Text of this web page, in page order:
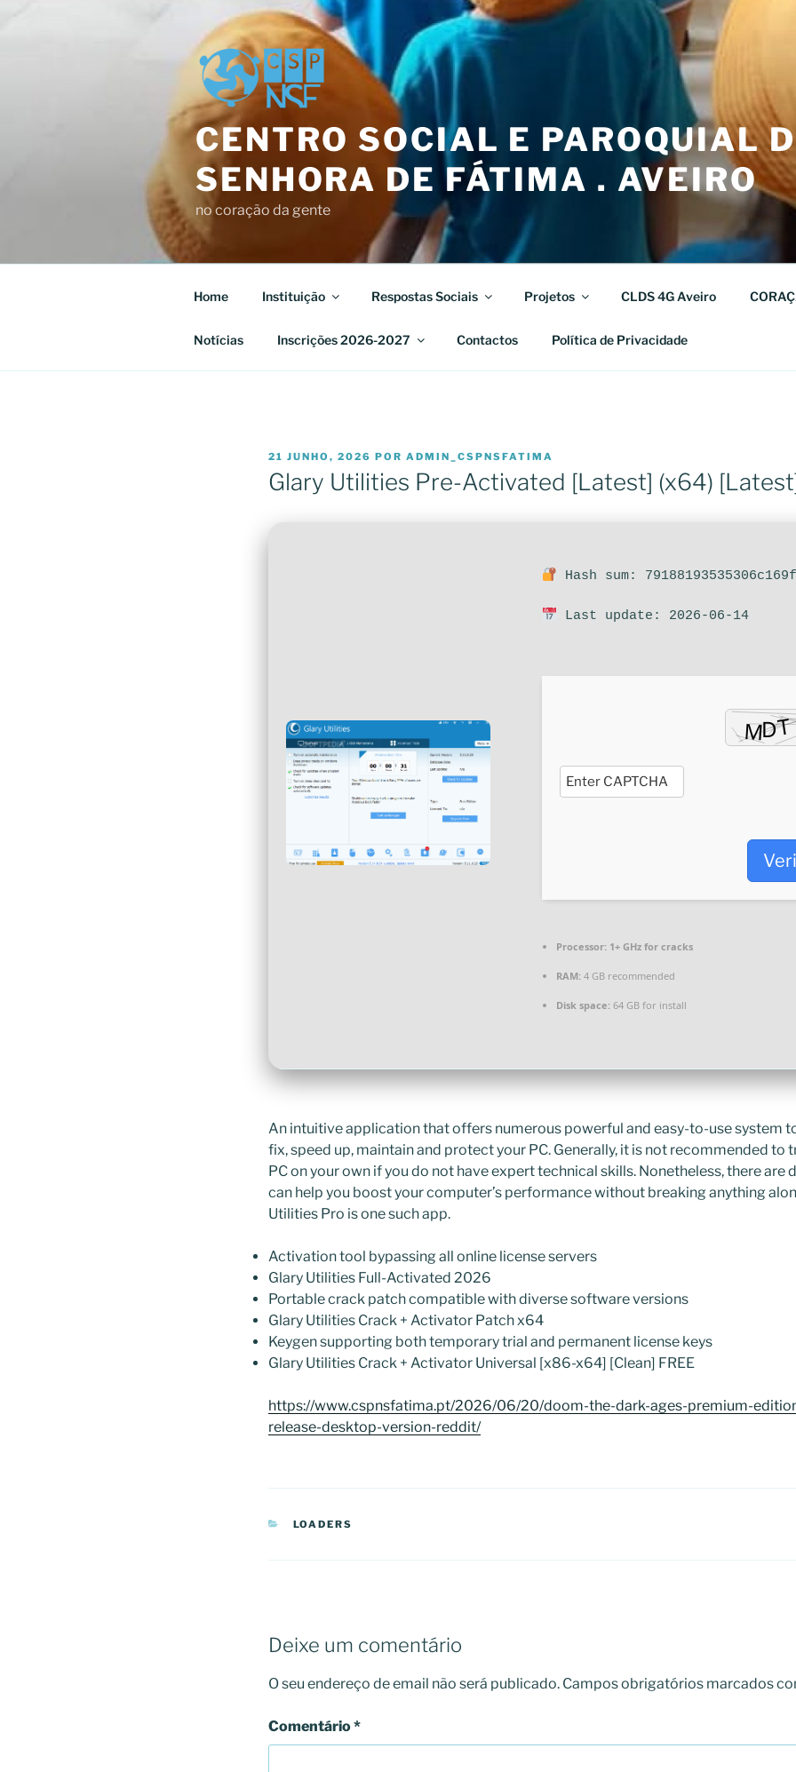
CENTRO SOCIAL E PAROQUIAL
SENHORA DE FÁTIMA . AVEIRO
no coração da gente
Home Instituição Respostas Sociais Projetos CLDS 4G Aveiro
Notícias Inscrições 2026-2027 Contactos Política de Privacidade
PUBLICADO
EM
21 JUNHO, 2026 POR ADMIN_CSPNSFATIMA
Glary Utilities Pre-Activated [Latest] (x64)
Hash sum:
Last update: 2026-06-14
Processor: 1+ GHz for cracks
RAM: 4 GB recommended
Disk space: 64 GB for install
An intuitive application that offers numerous powerful and easy-to-use system
fix, speed up, maintain and protect your PC. Generally, it is not recommended to
PC on your own if you do not have expert technical skills. Nonetheless, there
can help you boost your computer’s performance without breaking anything
Utilities Pro is one such app.
Activation tool bypassing all online license servers
Glary Utilities Full-Activated 2026
Portable crack patch compatible with diverse software versions
Glary Utilities Crack + Activator Patch x64
Keygen supporting both temporary trial and permanent license keys
Glary Utilities Crack + Activator Universal [x86-x64] [Clean] FREE
https://www.cspnsfatima.pt/2026/06/20/doom-the-dark-ages-premium-
release-desktop-version-reddit/
CATEGORIAS
LOADERS
Deixe um comentário
O seu endereço de email não será publicado. Campos obrigatórios marcados
Comentário*